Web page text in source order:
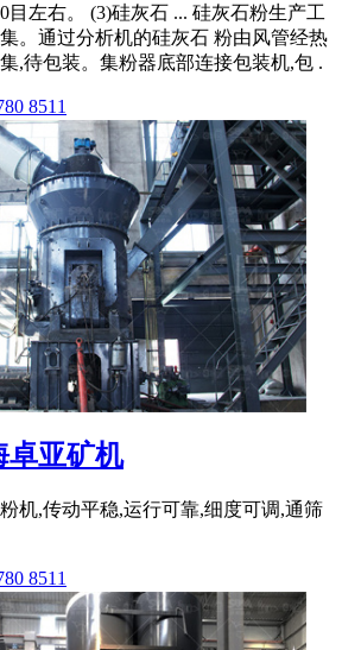
目左右。 (3)硅灰石 ... 硅灰石粉生产工
。通过分析机的硅灰石 粉由风管经热
,待包装。集粉器底部连接包装机,包 .
8511
卓亚矿机
粉机,传动平稳,运行可靠,细度可调,通筛
8511